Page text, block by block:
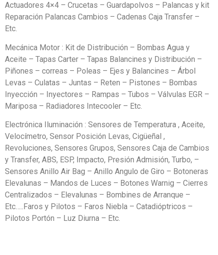
Actuadores 4×4 – Crucetas – Guardapolvos – Palancas y kit
Reparación Palancas Cambios – Cadenas Caja Transfer –
Etc.
Mecánica Motor : Kit de Distribución – Bombas Agua y
Aceite – Tapas Carter – Tapas Balancines y Distribución –
Piñones – correas – Poleas – Ejes y Balancines – Árbol
Levas – Culatas – Juntas – Reten – Pistones – Bombas
Inyección – Inyectores – Rampas – Tubos – Válvulas EGR –
Mariposa – Radiadores Intecooler – Etc.
Electrónica Iluminación : Sensores de Temperatura , Aceite,
Velocímetro, Sensor Posición Levas, Cigüeñal ,
Revoluciones, Sensores Grupos, Sensores Caja de Cambios
y Transfer, ABS, ESP, Impacto, Presión Admisión, Turbo, –
Sensores Anillo Air Bag – Anillo Angulo de Giro – Botoneras
Elevalunas – Mandos de Luces – Botones Warnig – Cierres
Centralizados – Elevalunas – Bombines de Arranque –
Etc…..Faros y Pilotos – Faros Niebla – Catadióptricos –
Pilotos Portón – Luz Diurna – Etc.